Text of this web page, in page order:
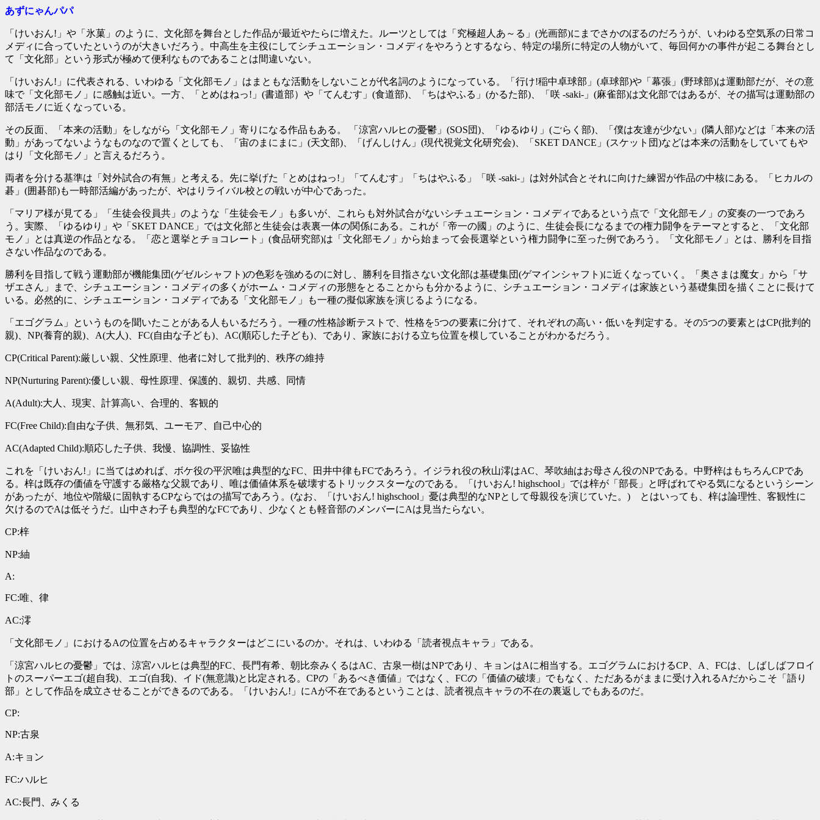
あずにゃんパパ
「けいおん!」や「氷菓」のように、文化部を舞台とした作品が最近やたらに増えた。ルーツとしては「究極超人あ～る」(光画部)にまでさかのぼるのだろうが、いわゆる空気系の日常コ
メディに合っていたというのが大きいだろう。中高生を主役にしてシチュエーション・コメディをやろうとするなら、特定の場所に特定の人物がいて、毎回何かの事件が起こる舞台とし
て「文化部」という形式が極めて便利なものであることは間違いない。
「けいおん!」に代表される、いわゆる「文化部モノ」はまともな活動をしないことが代名詞のようになっている。「行け!稲中卓球部」(卓球部)や「幕張」(野球部)は運動部だが、その意
味で「文化部モノ」に感触は近い。一方、「とめはねっ!」(書道部）や「てんむす」(食道部)、「ちはやふる」(かるた部)、「咲 -saki-」(麻雀部)は文化部ではあるが、その描写は運動部の
部活モノに近くなっている。
その反面、「本来の活動」をしながら「文化部モノ」寄りになる作品もある。 「涼宮ハルヒの憂鬱」(SOS団)、「ゆるゆり」(ごらく部)、「僕は友達が少ない」(隣人部)などは「本来の活
動」があってないようなものなので置くとしても、「宙のまにまに」(天文部)、「げんしけん」(現代視覚文化研究会)、「SKET DANCE」(スケット団)などは本来の活動をしていてもや
はり「文化部モノ」と言えるだろう。
両者を分ける基準は「対外試合の有無」と考える。先に挙げた「とめはねっ!」「てんむす」「ちはやふる」「咲 -saki-」は対外試合とそれに向けた練習が作品の中核にある。「ヒカルの
碁」(囲碁部)も一時部活編があったが、やはりライバル校との戦いが中心であった。
「マリア様が見てる」「生徒会役員共」のような「生徒会モノ」も多いが、これらも対外試合がないシチュエーション・コメディであるという点で「文化部モノ」の変奏の一つであろ
う。実際、「ゆるゆり」や「SKET DANCE」では文化部と生徒会は表裏一体の関係にある。これが「帝一の國」のように、生徒会長になるまでの権力闘争をテーマとすると、「文化部
モノ」とは真逆の作品となる。「恋と選挙とチョコレート」(食品研究部)は「文化部モノ」から始まって会長選挙という権力闘争に至った例であろう。「文化部モノ」とは、勝利を目指
さない作品なのである。
勝利を目指して戦う運動部が機能集団(ゲゼルシャフト)の色彩を強めるのに対し、勝利を目指さない文化部は基礎集団(ゲマインシャフト)に近くなっていく。「奥さまは魔女」から「サ
ザエさん」まで、シチュエーション・コメディの多くがホーム・コメディの形態をとることからも分かるように、シチュエーション・コメディは家族という基礎集団を描くことに長けて
いる。必然的に、シチュエーション・コメディである「文化部モノ」も一種の擬似家族を演じるようになる。
「エゴグラム」というものを聞いたことがある人もいるだろう。一種の性格診断テストで、性格を5つの要素に分けて、それぞれの高い・低いを判定する。その5つの要素とはCP(批判的
親)、NP(養育的親)、A(大人)、FC(自由な子ども)、AC(順応した子ども)、であり、家族における立ち位置を模していることがわかるだろう。
CP(Critical Parent):厳しい親、父性原理、他者に対して批判的、秩序の維持
NP(Nurturing Parent):優しい親、母性原理、保護的、親切、共感、同情
A(Adult):大人、現実、計算高い、合理的、客観的
FC(Free Child):自由な子供、無邪気、ユーモア、自己中心的
AC(Adapted Child):順応した子供、我慢、協調性、妥協性
これを「けいおん!」に当てはめれば、ボケ役の平沢唯は典型的なFC、田井中律もFCであろう。イジラれ役の秋山澪はAC、琴吹紬はお母さん役のNPである。中野梓はもちろんCPであ
る。梓は既存の価値を守護する厳格な父親であり、唯は価値体系を破壊するトリックスターなのである。「けいおん! highschool」では梓が「部長」と呼ばれてやる気になるというシーン
があったが、地位や階級に固執するCPならではの描写であろう。(なお、「けいおん! highschool」憂は典型的なNPとして母親役を演じていた。) とはいっても、梓は論理性、客観性に
欠けるのでAは低そうだ。山中さわ子も典型的なFCであり、少なくとも軽音部のメンバーにAは見当たらない。
CP:梓
NP:紬
A:
FC:唯、律
AC:澪
「文化部モノ」におけるAの位置を占めるキャラクターはどこにいるのか。それは、いわゆる「読者視点キャラ」である。
「涼宮ハルヒの憂鬱」では、涼宮ハルヒは典型的FC、長門有希、朝比奈みくるはAC、古泉一樹はNPであり、キョンはAに相当する。エゴグラムにおけるCP、A、FCは、しばしばフロイ
トのスーパーエゴ(超自我)、エゴ(自我)、イド(無意識)と比定される。CPの「あるべき価値」ではなく、FCの「価値の破壊」でもなく、ただあるがままに受け入れるAだからこそ「語り
部」として作品を成立させることができるのである。「けいおん!」にAが不在であるということは、読者視点キャラの不在の裏返しでもあるのだ。
CP:
NP:古泉
A:キョン
FC:ハルヒ
AC:長門、みくる